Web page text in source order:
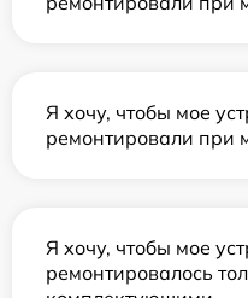
Я хочу, чтобы мое
ремонтировали при
Я хочу, чтобы мое
ремонтировалось